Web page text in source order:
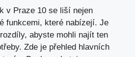
v Praze 10 se liší nejen
funkcemi, které nabízejí. Je
abyste mohli najít ten
Zde je přehled hlavních